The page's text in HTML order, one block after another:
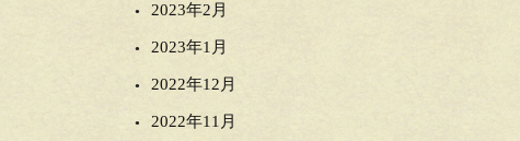
2023年2月
2023年1月
2022年12月
2022年11月